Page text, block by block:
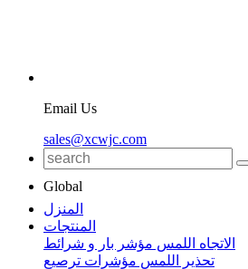
Email Us
sales@xcwjc.com
Global
المنزل
المنتجات
الاتجاه اللمس مؤشر بار و شرائط
تحذير اللمس مؤشرات ترصيع